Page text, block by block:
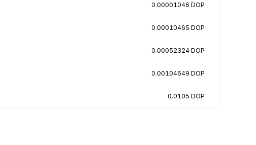
0.00001046 DOP
0.00010465 DOP
0.00052324 DOP
0.00104649 DOP
0.0105 DOP